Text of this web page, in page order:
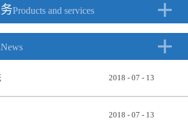
Products and services
News
2018 - 07 - 13
2018 - 07 - 13